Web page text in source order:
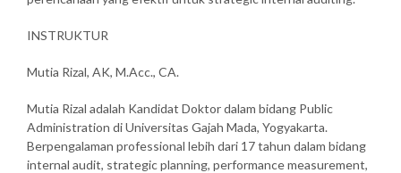
INSTRUKTUR
Mutia Rizal, AK, M.Acc., CA.
Mutia Rizal adalah Kandidat Doktor dalam bidang Public
Administration di Universitas Gajah Mada, Yogyakarta.
Berpengalaman professional lebih dari 17 tahun dalam bidang
internal audit, strategic planning, performance measurement,